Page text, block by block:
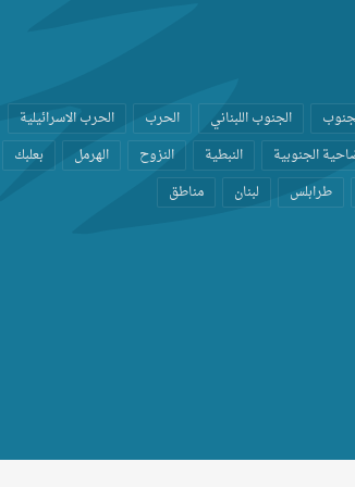
الجنوب اللبناني الحرب
الحرب الاسرائيلية
الجنوبية النبطية النزوح الهرمل
بعلبك
طرابلس لبنان مناطق